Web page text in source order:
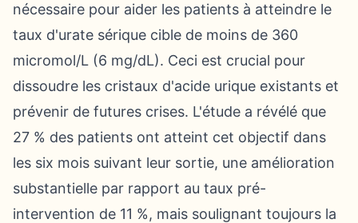
nécessaire pour aider les patients à atteindre le
taux d'urate sérique cible de moins de 360
micromol/L (6 mg/dL). Ceci est crucial pour
dissoudre les cristaux d'acide urique existants et
prévenir de futures crises. L'étude a révélé que
27 % des patients ont atteint cet objectif dans
les six mois suivant leur sortie, une amélioration
substantielle par rapport au taux pré-
intervention de 11 %, mais soulignant toujours la